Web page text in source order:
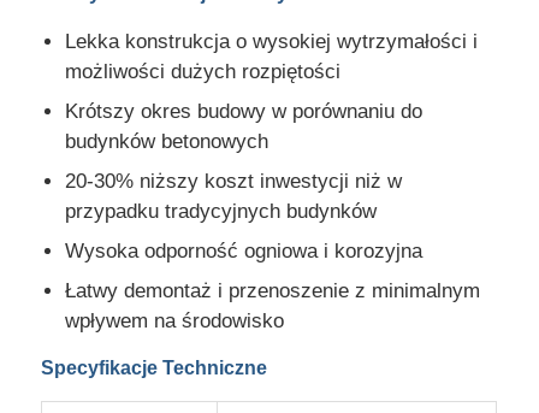
Wykonanie konstrukcji stalowych
Stalowy materiał budowlany
Dom drobiu
stodoła dla krów
Stajnia
Lekka konstrukcja o wysokiej wytrzymałości i
możliwości dużych rozpiętości
Krótszy okres budowy w porównaniu do
budynków betonowych
20-30% niższy koszt inwestycji niż w
przypadku tradycyjnych budynków
Wysoka odporność ogniowa i korozyjna
Łatwy demontaż i przenoszenie z minimalnym
wpływem na środowisko
Specyfikacje Techniczne